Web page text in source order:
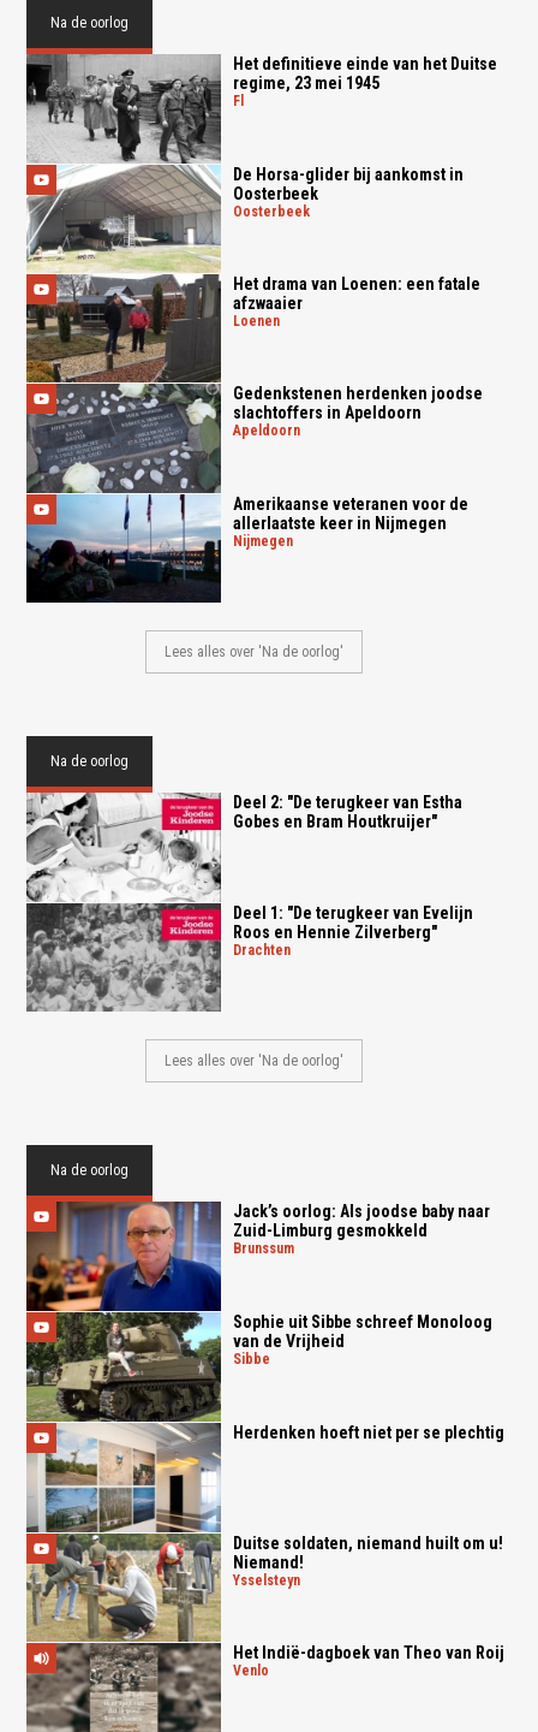
Na de oorlog
Het definitieve einde van het Duitse
regime, 23 mei 1945
fl
De Horsa-glider bij aankomst in
Oosterbeek
oosterbeek
Het drama van Loenen: een fatale
afzwaaier
loenen
Gedenkstenen herdenken joodse
slachtoffers in Apeldoorn
apeldoorn
Amerikaanse veteranen voor de
allerlaatste keer in Nijmegen
nijmegen
Lees alles over 'Na de oorlog'
Na de oorlog
Deel 2: "De terugkeer van Estha
Gobes en Bram Houtkruijer"
Deel 1: "De terugkeer van Evelijn
Roos en Hennie Zilverberg"
drachten
Lees alles over 'Na de oorlog'
Na de oorlog
Jack’s oorlog: Als joodse baby naar
Zuid-Limburg gesmokkeld
brunssum
Sophie uit Sibbe schreef Monoloog
van de Vrijheid
sibbe
Herdenken hoeft niet per se plechtig
Duitse soldaten, niemand huilt om u!
Niemand!
ysselsteyn
Het Indië-dagboek van Theo van Roij
venlo